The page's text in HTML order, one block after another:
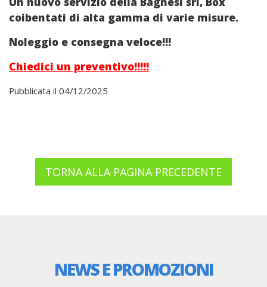
coibentati di alta gamma di varie misure.
Noleggio e consegna veloce!!!
Chiedici un preventivo!!!!!
Pubblicata il 04/12/2025
TORNA ALLA PAGINA PRECEDENTE
NEWS E PROMOZIONI